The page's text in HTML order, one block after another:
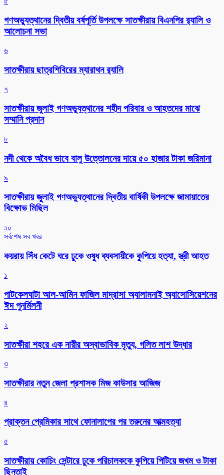
গণঅভ্যুত্থানের দ্বিতীয় বর্ষপূর্তি উপলক্ষে সাতক্ষীরায় বিএনপির র‌্যালি ও
আলোচনা সভা
৬
সাতক্ষীরায় ছাত্রশিবিরের ম্যারাথন র‌্যালি
৭
সাতক্ষীরায় জুলাই গণঅভ্যুত্থানের শহীদ পরিবার ও আহতদের মাঝে
সম্মানি প্রদান
৮
নদী থেকে অবৈধ ভাবে বালু উত্তোলনের দায়ে ৫০ হাজার টাকা জরিমানা
৯
সাতক্ষীরায় জুলাই গণঅভ্যুত্থানের দ্বিতীয় বার্ষিকী উপলক্ষে জামায়াতের
বিক্ষোভ মিছিল
১০
সর্বশেষ সব খবর
কয়রায় সিঁধ কেটে ঘরে ঢুকে ওষুধ ব্যবসায়ীকে কুপিয়ে হত্যা, স্ত্রী আহত
১
পাটকেলঘাটা আল-আমিন ফাজিল মাদ্রাসা অ্যালামনাই অ্যাসোসিয়েশনের
ঈদ পুনর্মিলনী
২
সাতক্ষীরা শহরে এক নারীর অস্বাভাবিক মৃত্যু, গলিত লাশ উদ্ধার
৩
সাতক্ষীরার নতুন জেলা প্রশাসক মিজ কাউসার আজিজ
৪
প্রাক্তন প্রেমিকার সাথে ফোনালাপের পর তরুনের আত্মহত্যা
৫
সাতক্ষীরায় কোচিং সেন্টারে ঢুকে পরিচালককে কুপিয়ে পিটিয়ে জখম ও টাকা
ছিনতাই